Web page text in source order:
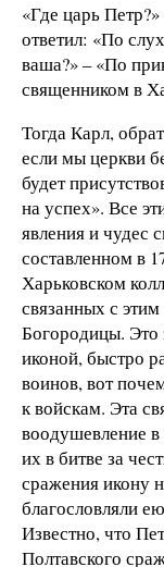
«Где царь
ответил: «По
ваша?» – «По
священником в
Тогда Карл,
если мы церкви
будет
на успех». Все
явления и чудес
составленном в
Харьковском
связанных с
Богородицы. Это
иконой, быстро
воинов, вот
к войскам. Эта
воодушевление в
их в битве за
сражения икону
благословляли
Известно, что
Полтавского